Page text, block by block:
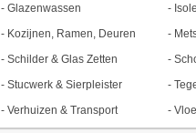
- Glazenwassen -
- Kozijnen, Ramen, Deuren -
- Schilder & Glas Zetten -
- Stucwerk & Sierpleister -
- Verhuizen & Transport -